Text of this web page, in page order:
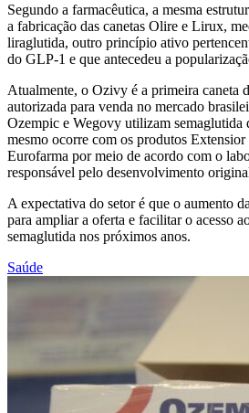
Segundo a farmacêutica, a mesma
a fabricação das canetas Olire e Lirux,
liraglutida, outro princípio ativo
do GLP-1 e que antecedeu a
Atualmente, o Ozivy é a primeira caneta
autorizada para venda no mercado
Ozempic e Wegovy utilizam semaglutida
mesmo ocorre com os produtos
Eurofarma por meio de acordo com o
responsável pelo desenvolvimento
A expectativa do setor é que o aumento
para ampliar a oferta e facilitar o acesso
semaglutida nos próximos anos.
Saúde